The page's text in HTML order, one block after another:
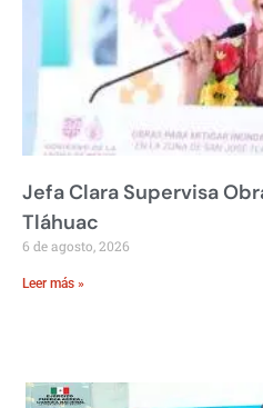
Jefa Clara Supervisa
Tláhuac
6 de agosto, 2026
Leer más »